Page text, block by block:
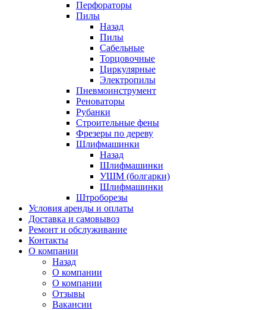
Перфораторы
Пилы
Назад
Пилы
Сабельные
Торцовочные
Циркулярные
Электропилы
Пневмоинструмент
Реноваторы
Рубанки
Строительные фены
Фрезеры по дереву
Шлифмашинки
Назад
Шлифмашинки
УШМ (болгарки)
Шлифмашинки
Штроборезы
Условия аренды и оплаты
Доставка и самовывоз
Ремонт и обслуживание
Контакты
О компании
Назад
О компании
О компании
Отзывы
Вакансии